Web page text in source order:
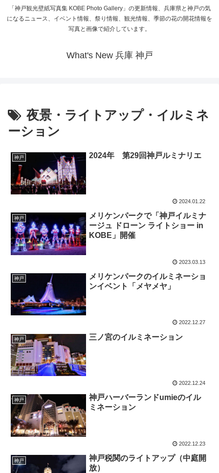
「神戸観光壁紙写真集 KOBE Photo Gallery」の更新情報、兵庫県と神戸の気
になるニュース、イベント情報、祭り情報、観光情報、季節の花の開花情報を
写真と画像で紹介しています。
What's New 兵庫 神戸
夜景・ライトアップ・イルミネ
ーション
神戸 2024年 第29回神戸ルミナリエ
2024.01.22
神戸
メリケンパークで「神戸イルミナ
ージュ ドローン ライトショー in
KOBE」開催
2023.03.13
神戸
メリケンパークのイルミネーショ
ンイベント「メヤメヤ」
2022.12.27
神戸 三ノ宮のイルミネーション
2022.12.24
神戸
神戸ハーバーランドumieのイル
ミネーション
2022.12.23
神戸
神戸税関のライトアップ（中庭開
放）